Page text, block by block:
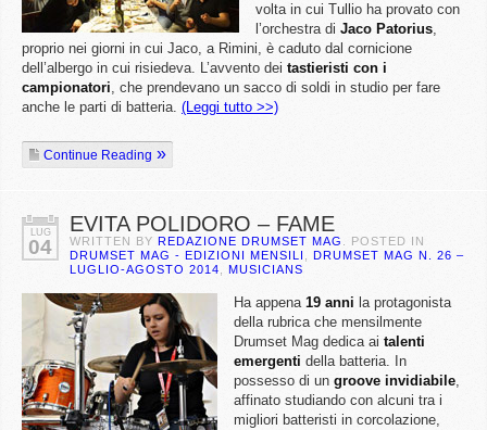
volta in cui Tullio ha provato con
l’orchestra di Jaco Patorius,
proprio nei giorni in cui Jaco, a Rimini, è caduto dal cornicione
dell’albergo in cui risiedeva. L’avvento dei tastieristi con i
campionatori, che prendevano un sacco di soldi in studio per fare
anche le parti di batteria. (Leggi tutto >>)
Continue Reading
LUG
04
EVITA POLIDORO – FAME
WRITTEN BY REDAZIONE DRUMSET MAG
. POSTED IN
DRUMSET MAG - EDIZIONI MENSILI
DRUMSET MAG N. 26 –
LUGLIO-AGOSTO 2014
MUSICIANS
Ha appena 19 anni la protagonista
della rubrica che mensilmente
Drumset Mag dedica ai talenti
emergenti della batteria. In
possesso di un groove invidiabile,
affinato studiando con alcuni tra i
migliori batteristi in corcolazione,